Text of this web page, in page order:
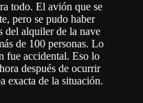
todo. El avión que se
pero se pudo haber
del alquiler de la nave
de 100 personas. Lo
fue accidental. Eso lo
después de ocurrir
exacta de la situación.